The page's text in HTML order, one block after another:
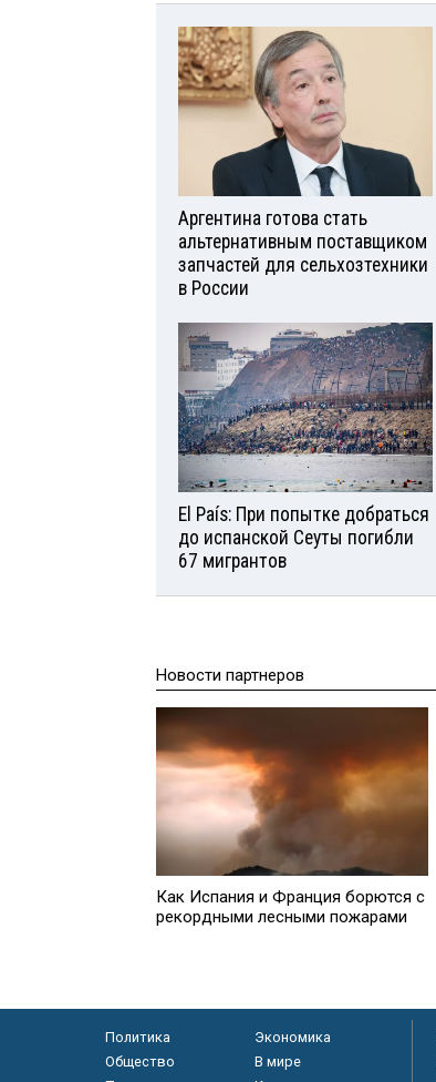
Аргентина готова стать
альтернативным поставщиком
запчастей для сельхозтехники
в России
El País: При попытке добраться
до испанской Сеуты погибли
67 мигрантов
Новости партнеров
Как Испания и Франция борются с
рекордными лесными пожарами
Политика
Экономика
Общество
В мире